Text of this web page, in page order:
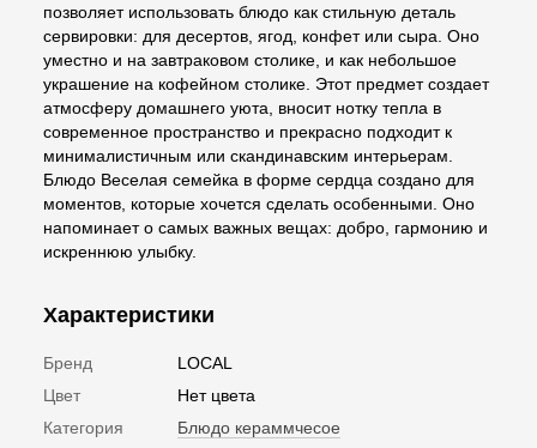
позволяет использовать блюдо как стильную деталь
сервировки: для десертов, ягод, конфет или сыра. Оно
уместно и на завтраковом столике, и как небольшое
украшение на кофейном столике. Этот предмет создает
атмосферу домашнего уюта, вносит нотку тепла в
современное пространство и прекрасно подходит к
минималистичным или скандинавским интерьерам.
Блюдо Веселая семейка в форме сердца создано для
моментов, которые хочется сделать особенными. Оно
напоминает о самых важных вещах: добро, гармонию и
искреннюю улыбку.
Характеристики
Бренд
LOCAL
Цвет
Нет цвета
Категория
Блюдо кераммчесое